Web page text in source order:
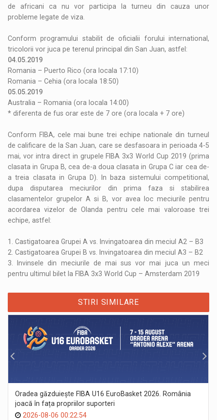
de africani ca nu vor participa la turneu din cauza unor
probleme legate de viza.
Conform programului stabilit de oficialii forului international,
tricolorii vor juca pe terenul principal din San Juan, astfel:
04.05.2019
Romania – Puerto Rico (ora locala 17:10)
Romania – Cehia (ora locala 18:50)
05.05.2019
Australia – Romania (ora locala 14:00)
* diferenta de fus orar este de 7 ore (ora locala + 7 ore)
Conform FIBA, cele mai bune trei echipe nationale din turneul
de calificare de la San Juan, care se desfasoara in perioada 4-5
mai, vor intra direct in grupele FIBA 3x3 World Cup 2019 (prima
clasata in Grupa B, cea de-a doua clasata in Grupa C iar cea de-
a treia clasata in Grupa D). In baza sistemului competitional,
dupa disputarea meciurilor din prima faza si stabilirea
clasamentelor grupelor A si B, vor avea loc meciurile pentru
acordarea vizelor de Olanda pentru cele mai valoroase trei
echipe, astfel:
1. Castigatoarea Grupei A vs. Invingatoarea din meciul A2 – B3
2. Castigatoarea Grupei B vs. Invingatoarea din meciul A3 – B2
3. Invinsele din meciurile de mai sus vor mai juca un meci
pentru ultimul bilet la FIBA 3x3 World Cup – Amsterdam 2019
STIRI SIMILARE
Oradea găzduiește FIBA U16 EuroBasket 2026. România
joacă în fața propriilor suporteri
2026-08-06 00:22:54